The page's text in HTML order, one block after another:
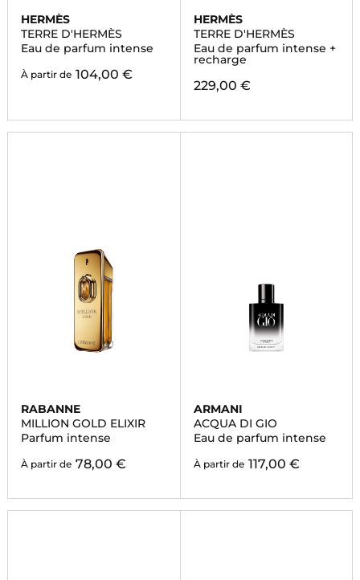
HERMÈS
TERRE D'HERMÈS
Eau de parfum intense
À partir de 104,00 €
HERMÈS
TERRE D'HERMÈS
Eau de parfum intense +
recharge
229,00 €
RABANNE
MILLION GOLD ELIXIR
Parfum intense
À partir de 78,00 €
ARMANI
ACQUA DI GIO
Eau de parfum intense
À partir de 117,00 €